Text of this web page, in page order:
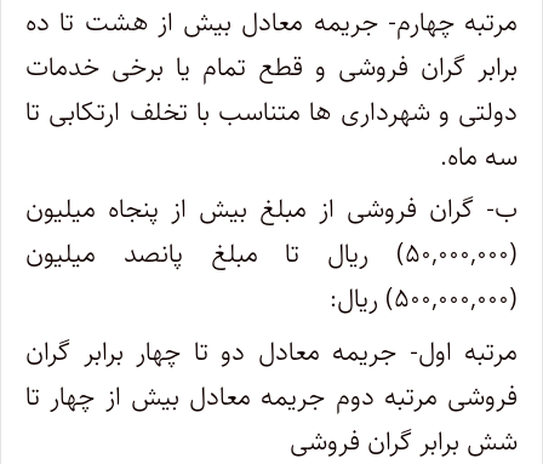
مرتبه چهارم- جریمه معادل بیش از هشت تا ده
برابر گران فروشی و قطع تمام یا برخی خدمات
دولتی و شهرداری ها متناسب با تخلف ارتکابی تا
سه ماه.
ب- گران فروشی از مبلغ بیش از پنجاه میلیون
(۵۰,۰۰۰,۰۰۰) ریال تا مبلغ پانصد میلیون
(۵۰۰,۰۰۰,۰۰۰) ریال:
مرتبه اول- جریمه معادل دو تا چهار برابر گران
فروشی مرتبه دوم جریمه معادل بیش از چهار تا
شش برابر گران فروشی